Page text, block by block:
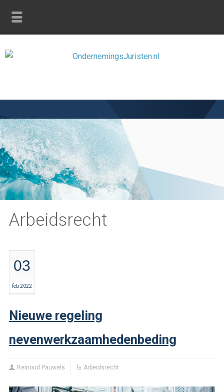
Arbeidsrecht
03
feb 2022
Nieuwe regeling
nevenwerkzaamhedenbeding
Reinoud Pauwels Arbeidsrecht